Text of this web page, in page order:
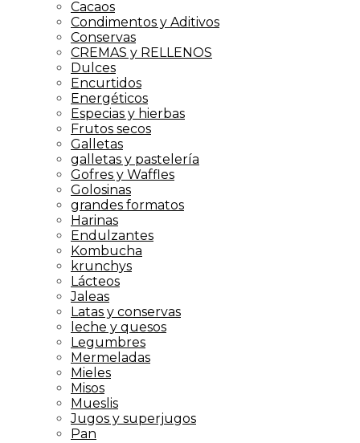
Cacaos
Condimentos y Aditivos
Conservas
CREMAS y RELLENOS
Dulces
Encurtidos
Energéticos
Especias y hierbas
Frutos secos
Galletas
galletas y pastelería
Gofres y Waffles
Golosinas
grandes formatos
Harinas
Endulzantes
Kombucha
krunchys
Lácteos
Jaleas
Latas y conservas
leche y quesos
Legumbres
Mermeladas
Mieles
Misos
Mueslis
Jugos y superjugos
Pan